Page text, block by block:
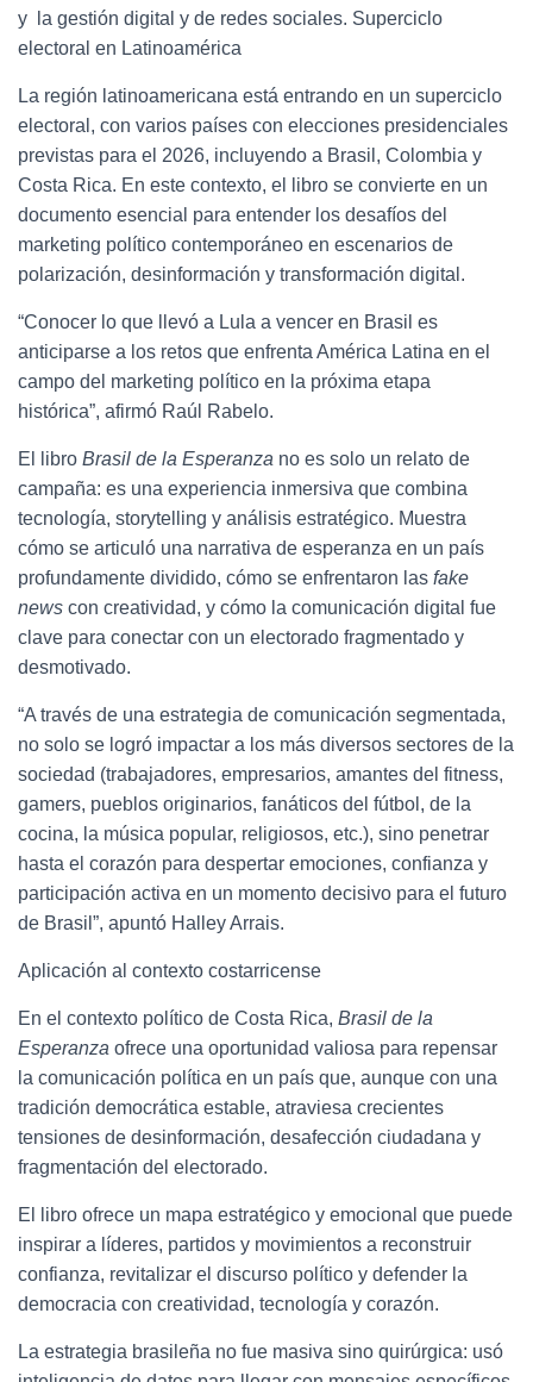
y la gestión digital y de redes sociales. Superciclo
electoral en Latinoamérica
La región latinoamericana está entrando en un superciclo
electoral, con varios países con elecciones presidenciales
previstas para el 2026, incluyendo a Brasil, Colombia y
Costa Rica. En este contexto, el libro se convierte en un
documento esencial para entender los desafíos del
marketing político contemporáneo en escenarios de
polarización, desinformación y transformación digital.
“Conocer lo que llevó a Lula a vencer en Brasil es
anticiparse a los retos que enfrenta América Latina en el
campo del marketing político en la próxima etapa
histórica”, afirmó Raúl Rabelo.
El libro Brasil de la Esperanza no es solo un relato de
campaña: es una experiencia inmersiva que combina
tecnología, storytelling y análisis estratégico. Muestra
cómo se articuló una narrativa de esperanza en un país
profundamente dividido, cómo se enfrentaron las fake
news con creatividad, y cómo la comunicación digital fue
clave para conectar con un electorado fragmentado y
desmotivado.
“A través de una estrategia de comunicación segmentada,
no solo se logró impactar a los más diversos sectores de la
sociedad (trabajadores, empresarios, amantes del fitness,
gamers, pueblos originarios, fanáticos del fútbol, de la
cocina, la música popular, religiosos, etc.), sino penetrar
hasta el corazón para despertar emociones, confianza y
participación activa en un momento decisivo para el futuro
de Brasil”, apuntó Halley Arrais.
Aplicación al contexto costarricense
En el contexto político de Costa Rica, Brasil de la
Esperanza ofrece una oportunidad valiosa para repensar
la comunicación política en un país que, aunque con una
tradición democrática estable, atraviesa crecientes
tensiones de desinformación, desafección ciudadana y
fragmentación del electorado.
El libro ofrece un mapa estratégico y emocional que puede
inspirar a líderes, partidos y movimientos a reconstruir
confianza, revitalizar el discurso político y defender la
democracia con creatividad, tecnología y corazón.
La estrategia brasileña no fue masiva sino quirúrgica: usó